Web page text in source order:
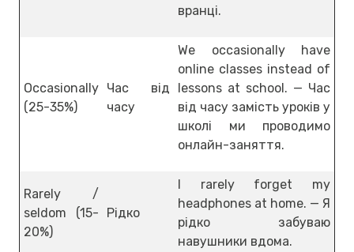
вранці.
Occasionally
(25-35%)
Час від
часу
We occasionally have
online classes instead of
lessons at school. — Час
від часу замість уроків у
школі ми проводимо
онлайн-заняття.
Rarely /
seldom (15-
20%)
Рідко
I rarely forget my
headphones at home. — Я
рідко забуваю
навушники вдома.